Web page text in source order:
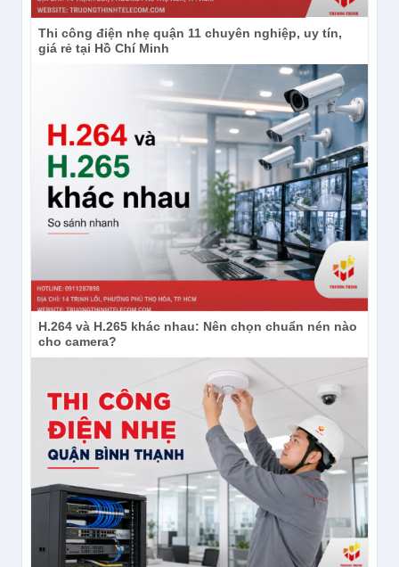
Thi công điện nhẹ quận 11 chuyên nghiệp, uy tín,
giá rẻ tại Hồ Chí Minh
H.264 và H.265 khác nhau: Nên chọn chuẩn nén nào
cho camera?